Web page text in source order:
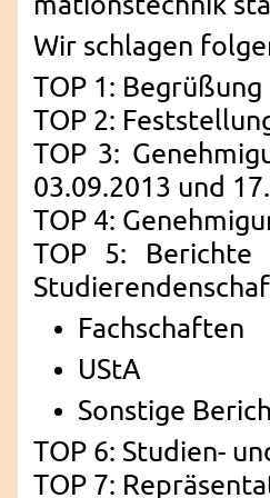
Wir schla­gen
TOP 1: Begrüßung
TOP 2:
TOP 3:
03.09.2013 und
TOP 4:
TOP 5: Berichte
Fach­schaften
UStA
Son­stige
TOP 6: Stu­dien-
TOP 7: